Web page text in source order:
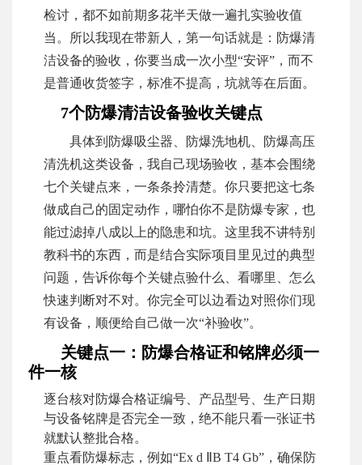
检讨，都不如前期多花半天做一遍扎实验收值
当。所以我现在带新人，第一句话就是：防爆清
洁设备的验收，你要当成一次小型“安评”，而不
是普通收货签字，标准不提高，坑就等在后面。
7个防爆清洁设备验收关键点
具体到防爆吸尘器、防爆洗地机、防爆高压
清洗机这类设备，我自己现场验收，基本会围绕
七个关键点来，一条条拎清楚。你只要把这七条
做成自己的固定动作，哪怕你不是防爆专家，也
能过滤掉八成以上的隐患和坑。这里我不讲特别
教科书的东西，而是结合实际项目里见过的典型
问题，告诉你每个关键点验什么、看哪里、怎么
快速判断对不对。你完全可以边看边对照你们现
有设备，顺便给自己做一次“补验收”。
关键点一：防爆合格证和铭牌必须一
件一核
逐台核对防爆合格证编号、产品型号、生产日期
与设备铭牌是否完全一致，绝不能只看一张证书
就默认整批合格。
重点看防爆标志，例如“Ex d ⅡB T4 Gb”，确保防